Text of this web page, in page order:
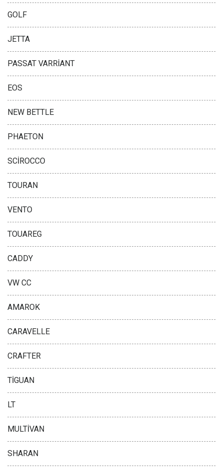
GOLF
JETTA
PASSAT VARRİANT
EOS
NEW BETTLE
PHAETON
SCİROCCO
TOURAN
VENTO
TOUAREG
CADDY
VW CC
AMAROK
CARAVELLE
CRAFTER
TİGUAN
LT
MULTİVAN
SHARAN